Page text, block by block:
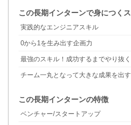
この長期インターンで身につく
実践的なエンジニアスキル
0から1を生み出す企画力
最強のスキル！成功するまでやり抜
チーム一丸となって大きな成果を出
この長期インターンの特徴
ベンチャー/スタートアップ